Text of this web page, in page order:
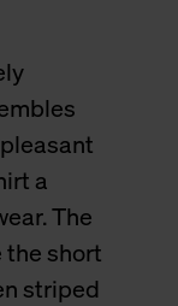
a
The
the short
striped